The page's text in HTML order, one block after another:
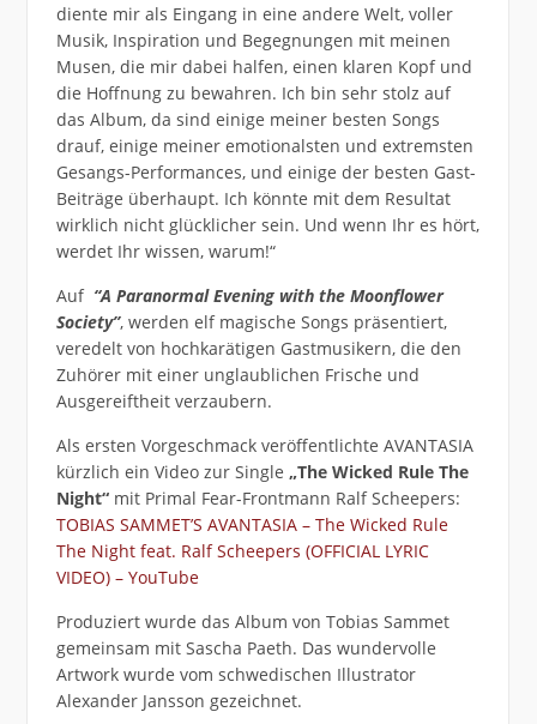
diente mir als Eingang in eine andere Welt, voller
Musik, Inspiration und Begegnungen mit meinen
Musen, die mir dabei halfen, einen klaren Kopf und
die Hoffnung zu bewahren. Ich bin sehr stolz auf
das Album, da sind einige meiner besten Songs
drauf, einige meiner emotionalsten und extremsten
Gesangs-Performances, und einige der besten Gast-
Beiträge überhaupt. Ich könnte mit dem Resultat
wirklich nicht glücklicher sein. Und wenn Ihr es hört,
werdet Ihr wissen, warum!“
Auf “A Paranormal Evening with the Moonflower
Society”, werden elf magische Songs präsentiert,
veredelt von hochkarätigen Gastmusikern, die den
Zuhörer mit einer unglaublichen Frische und
Ausgereiftheit verzaubern.
Als ersten Vorgeschmack veröffentlichte AVANTASIA
kürzlich ein Video zur Single „The Wicked Rule The
Night“mit Primal Fear-Frontmann Ralf Scheepers:
TOBIAS SAMMET’S AVANTASIA – The Wicked Rule
The Night feat. Ralf Scheepers (OFFICIAL LYRIC
VIDEO) – YouTube
Produziert wurde das Album von Tobias Sammet
gemeinsam mit Sascha Paeth. Das wundervolle
Artwork wurde vom schwedischen Illustrator
Alexander Jansson gezeichnet.